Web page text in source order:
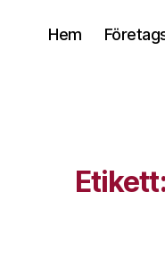
Hem
Etikett: